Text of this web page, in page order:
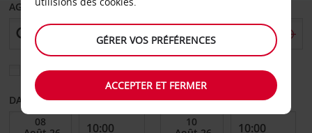
AGENCE DE DÉPART
Sélectionnez une autre agence de retour
DATE DE DÉBUT DATE DE FIN
GÉRER VOS PRÉFÉRENCES
ACCEPTER ET FERMER